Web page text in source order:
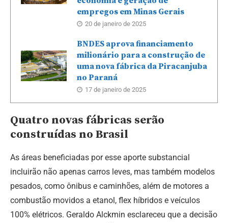
empregos em Minas Gerais
20 de janeiro de 2025
BNDES aprova financiamento
milionário para a construção de
uma nova fábrica da Piracanjuba
no Paraná
17 de janeiro de 2025
Quatro novas fábricas serão
construídas no Brasil
As áreas beneficiadas por esse aporte substancial
incluirão não apenas carros leves, mas também modelos
pesados, como ônibus e caminhões, além de motores a
combustão movidos a etanol, flex híbridos e veículos
100% elétricos. Geraldo Alckmin esclareceu que a decisão